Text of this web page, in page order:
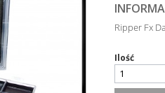
Ripper Fx
Ilość